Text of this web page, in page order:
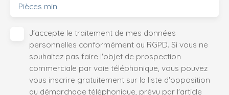
Pièces min
J'accepte le traitement de mes données
personnelles conformément au RGPD. Si vous ne
souhaitez pas faire l'objet de prospection
commerciale par voie téléphonique, vous pouvez
vous inscrire gratuitement sur la liste d'opposition
au démarchage téléphonique, prévu par l'article